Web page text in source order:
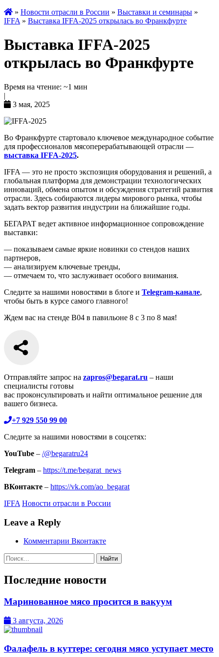
» Новости отрасли в России » Выставки и семинары »
IFFA » Выставка IFFA-2025 открылась во Франкфурте
Выставка IFFA-2025
открылась во Франкфурте
Время на чтение: ~1 мин
|
3 мая, 2025
Во Франкфурте стартовало ключевое международное событие
для профессионалов мясоперерабатывающей отрасли —
выставка IFFA-2025.
IFFA — это не просто экспозиция оборудования и решений, а
глобальная платформа для демонстрации технологических
инноваций, обмена опытом и обсуждения стратегий развития
отрасли. Здесь собираются лидеры мирового рынка, чтобы
задать вектор развития индустрии на ближайшие годы.
БЕГАРАТ ведет активное информационное сопровождение
выставки:
— показываем самые яркие новинки со стендов наших
партнеров,
— анализируем ключевые тренды,
— отмечаем то, что заслуживает особого внимания.
Следите за нашими новостями в блоге и Telegram-канале,
чтобы быть в курсе самого главного!
Ждем вас на стенде B04 в павильоне 8 с 3 по 8 мая!
Отправляйте запрос на zapros@begarat.ru – наши
специалисты готовы
вас проконсультировать и найти оптимальное решение для
вашего бизнеса.
+7 929 550 99 00
Следите за нашими новостями в соцсетях:
YouTube – /@begaratru24
Telegram – https://t.me/begarat_news
ВКонтакте – https://vk.com/ao_begarat
IFFA Новости отрасли в России
Leave a Reply
Комментарии Вконтакте
Поиск:
Последние новости
Маринованное мясо просится в вакуум
3 августа, 2026
Фалафель в куттере: сегодня мясо уступает место